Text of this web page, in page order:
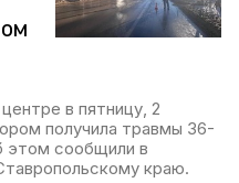
в пятницу, 2
получила травмы 36-
этом сообщили в
краю.